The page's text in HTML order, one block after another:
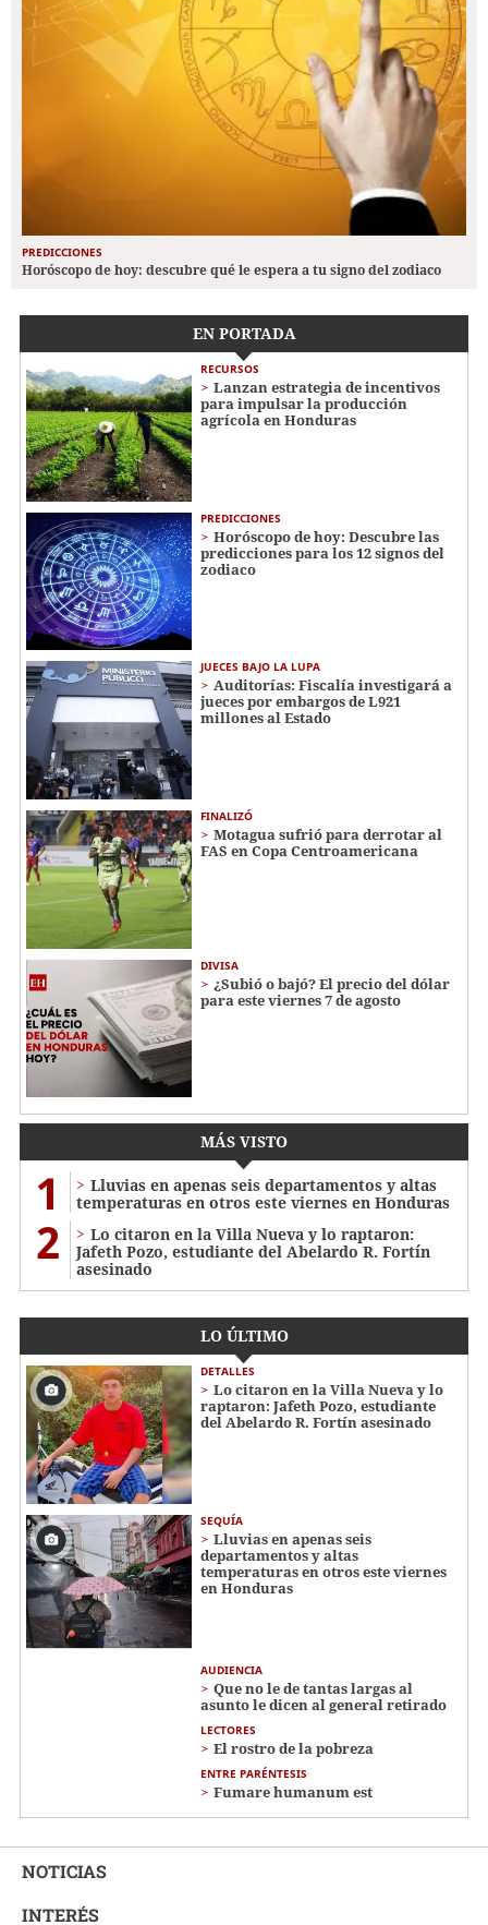
PREDICCIONES
Horóscopo de hoy: descubre qué le espera a tu signo del zodiaco
EN PORTADA
RECURSOS
Lanzan estrategia de incentivos
para impulsar la producción
agrícola en Honduras
PREDICCIONES
Horóscopo de hoy: Descubre las
predicciones para los 12 signos del
zodiaco
JUECES BAJO LA LUPA
Auditorías: Fiscalía investigará a
jueces por embargos de L921
millones al Estado
FINALIZÓ
Motagua sufrió para derrotar al
FAS en Copa Centroamericana
DIVISA
¿Subió o bajó? El precio del dólar
para este viernes 7 de agosto
MÁS VISTO
1
Lluvias en apenas seis departamentos y altas
temperaturas en otros este viernes en Honduras
2
Lo citaron en la Villa Nueva y lo raptaron:
Jafeth Pozo, estudiante del Abelardo R. Fortín
asesinado
LO ÚLTIMO
DETALLES
Lo citaron en la Villa Nueva y lo
raptaron: Jafeth Pozo, estudiante
del Abelardo R. Fortín asesinado
SEQUÍA
Lluvias en apenas seis
departamentos y altas
temperaturas en otros este viernes
en Honduras
AUDIENCIA
Que no le de tantas largas al
asunto le dicen al general retirado
LECTORES
El rostro de la pobreza
ENTRE PARÉNTESIS
Fumare humanum est
NOTICIAS
INTERÉS